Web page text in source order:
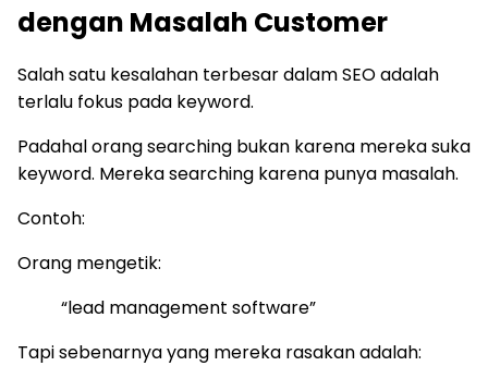
dengan Masalah Customer
Salah satu kesalahan terbesar dalam SEO adalah
terlalu fokus pada keyword.
Padahal orang searching bukan karena mereka suka
keyword. Mereka searching karena punya masalah.
Contoh:
Orang mengetik:
“lead management software”
Tapi sebenarnya yang mereka rasakan adalah: